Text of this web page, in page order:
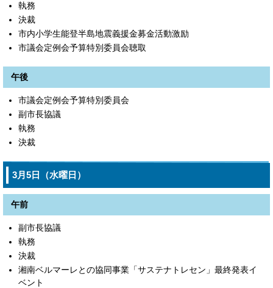
執務
決裁
市内小学生能登半島地震義援金募金活動激励
市議会定例会予算特別委員会聴取
午後
市議会定例会予算特別委員会
副市長協議
執務
決裁
3月5日（水曜日）
午前
副市長協議
執務
決裁
湘南ベルマーレとの協同事業「サステナトレセン」最終発表イ
ベント